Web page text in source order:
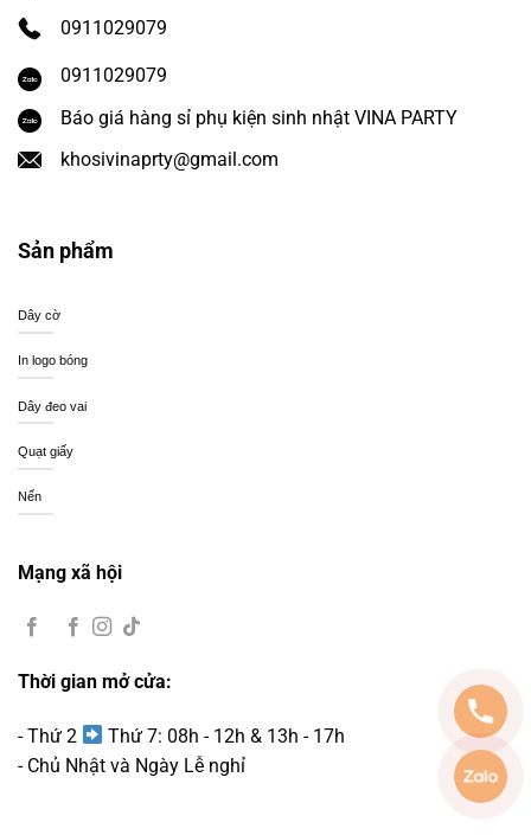
0911029079
0911029079
Báo giá hàng sỉ phụ kiện sinh nhật VINA PARTY
khosivinaprty@gmail.com
Sản phẩm
Dây cờ
In logo bóng
Dây đeo vai
Quạt giấy
Nến
Mạng xã hội
Thời gian mở cửa:
- Thứ 2
Thứ 7: 08h - 12h & 13h - 17h
- Chủ Nhật và Ngày Lễ nghỉ